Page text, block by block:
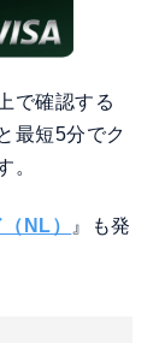
で確認する
最短5分でク
。
NL）
』も発